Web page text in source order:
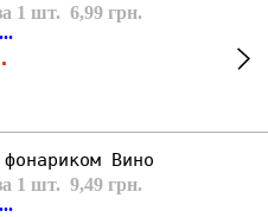
1 шт. 6,99 грн.
Вино
1 шт. 9,49 грн.